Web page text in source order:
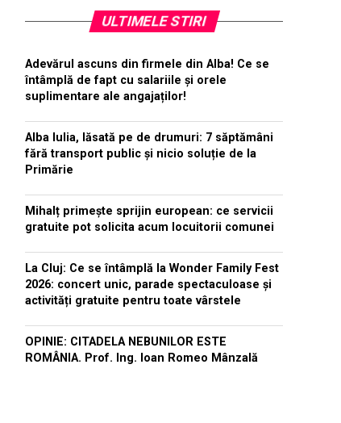
ULTIMELE STIRI
Adevărul ascuns din firmele din Alba! Ce se
întâmplă de fapt cu salariile și orele
suplimentare ale angajaților!
Alba Iulia, lăsată pe de drumuri: 7 săptămâni
fără transport public și nicio soluție de la
Primărie
Mihalț primește sprijin european: ce servicii
gratuite pot solicita acum locuitorii comunei
La Cluj: Ce se întâmplă la Wonder Family Fest
2026: concert unic, parade spectaculoase și
activități gratuite pentru toate vârstele
OPINIE: CITADELA NEBUNILOR ESTE
ROMÂNIA. Prof. Ing. Ioan Romeo Mânzală